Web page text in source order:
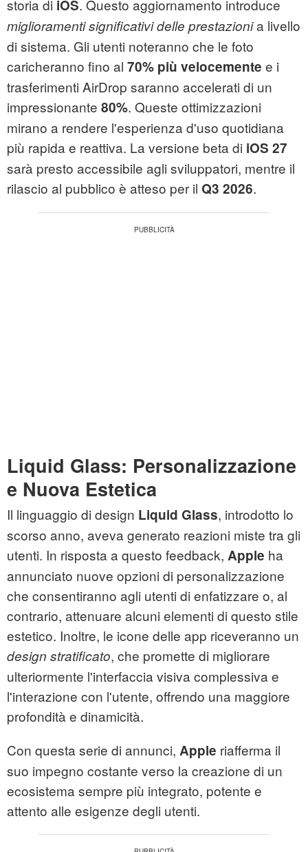
storia di iOS. Questo aggiornamento introduce
miglioramenti significativi delle prestazionia livello
di sistema. Gli utenti noteranno che le foto
caricheranno fino al 70% più velocemente e i
trasferimenti AirDrop saranno accelerati di un
impressionante 80%. Queste ottimizzazioni
mirano a rendere l'esperienza d'uso quotidiana
più rapida e reattiva. La versione beta di iOS 27
sarà presto accessibile agli sviluppatori, mentre il
rilascio al pubblico è atteso per il Q3 2026.
Liquid Glass: Personalizzazione
e Nuova Estetica
Il linguaggio di design Liquid Glass, introdotto lo
scorso anno, aveva generato reazioni miste tra gli
utenti. In risposta a questo feedback, Apple ha
annunciato nuove opzioni di personalizzazione
che consentiranno agli utenti di enfatizzare o, al
contrario, attenuare alcuni elementi di questo stile
estetico. Inoltre, le icone delle app riceveranno un
design stratificato, che promette di migliorare
ulteriormente l'interfaccia visiva complessiva e
l'interazione con l'utente, offrendo una maggiore
profondità e dinamicità.
Con questa serie di annunci, Apple riafferma il
suo impegno costante verso la creazione di un
ecosistema sempre più integrato, potente e
attento alle esigenze degli utenti.